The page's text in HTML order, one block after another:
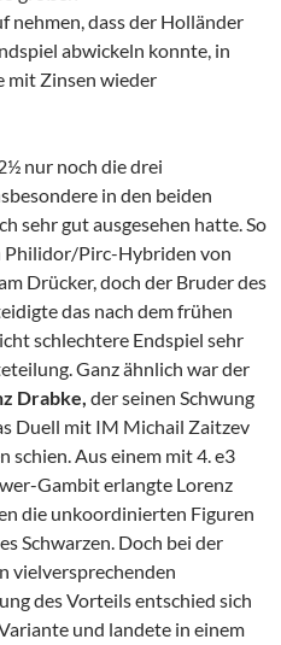
nehmen, dass der Holländer
abwickeln konnte, in
mit Zinsen wieder
nur noch die drei
in den beiden
sehr gut ausgesehen hatte. So
Philidor/Pirc-Hybriden von
Drücker, doch der Bruder des
das nach dem frühen
schlechtere Endspiel sehr
Ganz ähnlich war der
Drabke, der seinen Schwung
Duell mit IM Michail Zaitzev
schien. Aus einem mit 4. e3
Gambit erlangte Lorenz
die unkoordinierten Figuren
Schwarzen. Doch bei der
vielversprechenden
des Vorteils entschied sich
und landete in einem